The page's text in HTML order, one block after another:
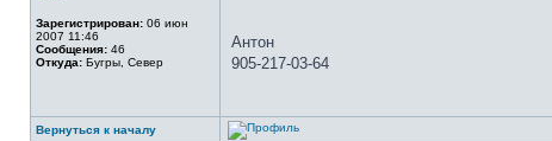
Зарегистрирован: 06 июн
2007 11:46
Сообщения: 46
Откуда: Бугры, Север
Антон
905-217-03-64
Вернуться к началу